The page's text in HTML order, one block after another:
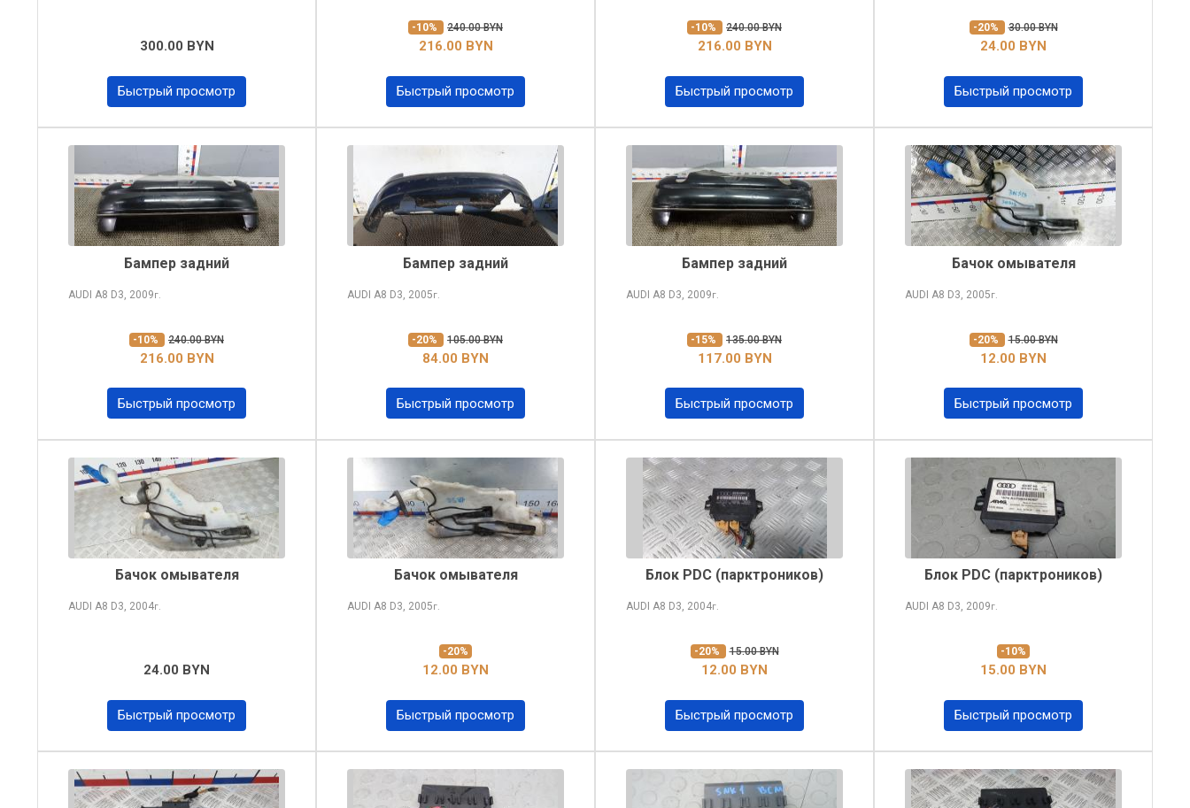
300.00 BYN
Быстрый просмотр
-10% 240.00 BYN
216.00 BYN
Быстрый просмотр
-10% 240.00 BYN
216.00 BYN
Быстрый просмотр
-20% 30.00 BYN
24.00 BYN
Быстрый просмотр
Бампер задний
AUDI A8 D3, 2009г.
-10% 240.00 BYN
216.00 BYN
Быстрый просмотр
Бампер задний
AUDI A8 D3, 2005г.
-20% 105.00 BYN
84.00 BYN
Быстрый просмотр
Бампер задний
AUDI A8 D3, 2009г.
-15% 135.00 BYN
117.00 BYN
Быстрый просмотр
Бачок омывателя
AUDI A8 D3, 2005г.
-20% 15.00 BYN
12.00 BYN
Быстрый просмотр
Бачок омывателя
AUDI A8 D3, 2004г.
24.00 BYN
Быстрый просмотр
Бачок омывателя
AUDI A8 D3, 2005г.
-20%
12.00 BYN
Быстрый просмотр
Блок PDC (парктроников)
AUDI A8 D3, 2004г.
-20% 15.00 BYN
12.00 BYN
Быстрый просмотр
Блок PDC (парктроников)
AUDI A8 D3, 2009г.
-10%
15.00 BYN
Быстрый просмотр